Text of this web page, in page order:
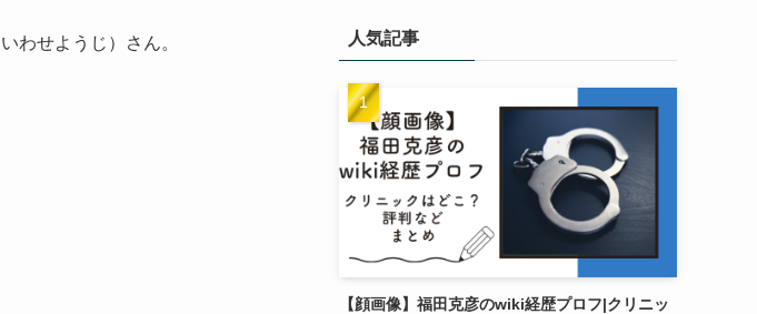
わせようじ）さん。 人気記事
【顔画像】福田克彦のwiki経歴プロフ|クリニッ